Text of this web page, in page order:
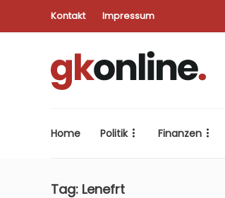
Kontakt Impressum
Home Politik Finanzen
Tag: Lenefrt